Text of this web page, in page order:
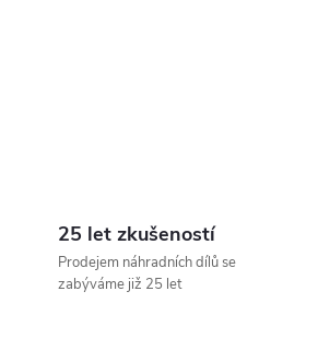
25 let zkušeností
Prodejem náhradních dílů se
zabýváme již 25 let